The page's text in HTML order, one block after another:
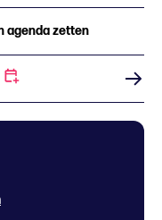
agenda zetten